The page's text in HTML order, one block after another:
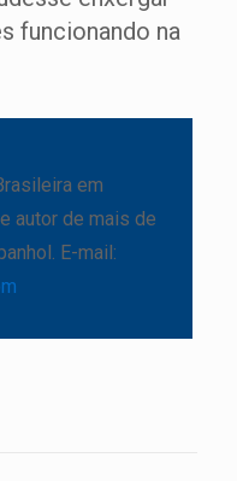
funcionando na
em
autor de mais de
E-mail: